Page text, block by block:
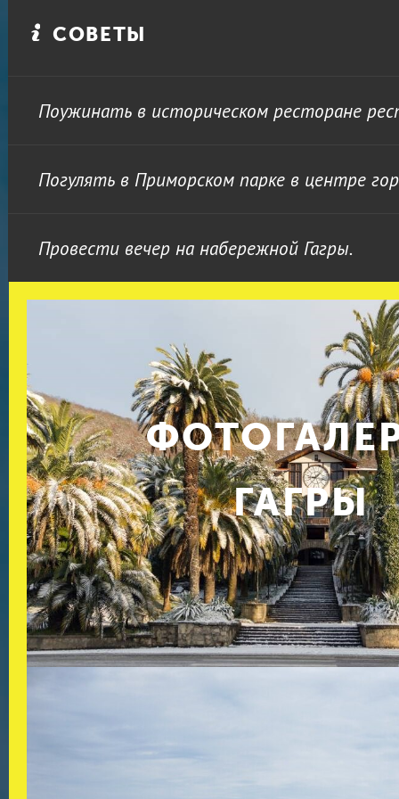
СОВЕТЫ
Поужинать в историческом ресторане
Погулять в Приморском парке в центре
Провести вечер на набережной Гагры.
ГАГРЫ